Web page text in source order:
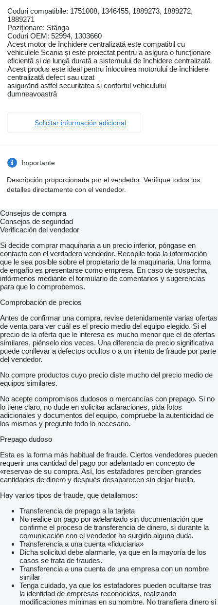
Coduri compatibile: 1751008, 1346455, 1889273, 1889272,
1889271
Poziționare: Stânga
Coduri OEM: 52994, 1303660
Acest motor de închidere centralizată este compatibil cu
vehiculele Scania și este proiectat pentru a asigura o funcționare
eficientă și de lungă durată a sistemului de închidere centralizată
Acest produs este ideal pentru înlocuirea motorului de închidere
centralizată defect sau uzat
asigurând astfel securitatea și confortul vehiculului
dumneavoastră
Solicitar información adicional
Importante
Descripción proporcionada por el vendedor. Verifique todos los
detalles directamente con el vendedor.
Consejos de compra
Consejos de seguridad
Verificación del vendedor
Si decide comprar maquinaria a un precio inferior, póngase en
contacto con el verdadero vendedor. Recopile toda la información
que le sea posible sobre el propietario de la maquinaria. Una forma
de engaño es presentarse como empresa. En caso de sospecha,
infórmenos mediante el formulario de comentarios y sugerencias
para que lo comprobemos.
Comprobación de precios
Antes de confirmar una compra, revise detenidamente varias ofertas
de venta para ver cuál es el precio medio del equipo elegido. Si el
precio de la oferta que le interesa es mucho menor que el de ofertas
similares, piénselo dos veces. Una diferencia de precio significativa
puede conllevar a defectos ocultos o a un intento de fraude por parte
del vendedor.
No compre productos cuyo precio diste mucho del precio medio de
equipos similares.
No acepte compromisos dudosos o mercancías con prepago. Si no
lo tiene claro, no dude en solicitar aclaraciones, pida fotos
adicionales y documentos del equipo, compruebe la autenticidad de
los mismos y pregunte todo lo necesario.
Prepago dudoso
Esta es la forma más habitual de fraude. Ciertos vendedores pueden
requerir una cantidad del pago por adelantado en concepto de
«reserva» de su compra. Así, los estafadores perciben grandes
cantidades de dinero y después desaparecen sin dejar huella.
Hay varios tipos de fraude, que detallamos:
Transferencia de prepago a la tarjeta
No realice un pago por adelantado sin documentación que
confirme el proceso de transferencia de dinero, si durante la
comunicación con el vendedor ha surgido alguna duda.
Transferencia a una cuenta «fiduciaria»
Dicha solicitud debe alarmarle, ya que en la mayoría de los
casos se trata de fraudes.
Transferencia a una cuenta de una empresa con un nombre
similar
Tenga cuidado, ya que los estafadores pueden ocultarse tras
la identidad de empresas reconocidas, realizando
modificaciones mínimas en su nombre. No transfiera dinero si